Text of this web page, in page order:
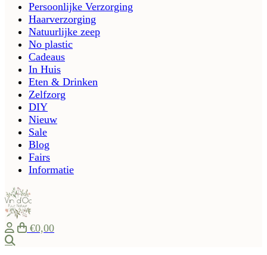
Persoonlijke Verzorging
Haarverzorging
Natuurlijke zeep
No plastic
Cadeaus
In Huis
Eten & Drinken
Zelfzorg
DIY
Nieuw
Sale
Blog
Fairs
Informatie
€0,00